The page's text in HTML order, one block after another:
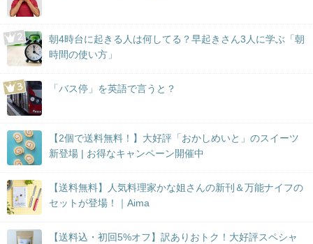
朝4時台に起きる人は何してる？早起きさん3人に学ぶ「朝
時間の使い方」
「バス停」を英語で言うと？
【2個で送料無料！】大好評「おかしめいと」のスイーツ
新登場 | お得なキャンペーン開催中
【送料無料】人気料理家かな姐さんの新刊＆万能ナイフの
セットが登場！｜Aima
【送料込・初回5%オフ】訳ありおトク！大好評スペシャ